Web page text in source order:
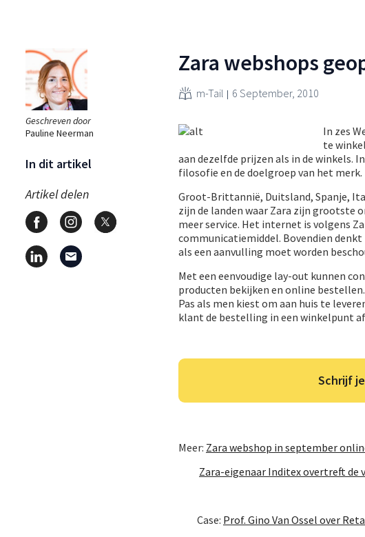
Geschreven door
Pauline Neerman
In dit artikel
Artikel delen
Zara webshops
m-Tail 6 September, 2010
In zes
te
aan dezelfde prijzen als in de winkels.
filosofie en de doelgroep van het merk.
Groot-Brittannië, Duitsland, Spanje,
zijn de landen waar Zara zijn grootste
meer service. Het internet is volgens
communicatiemiddel. Bovendien
als een aanvulling moet worden
Met een eenvoudige lay-out kunnen
producten bekijken en online
Pas als men kiest om aan huis te
klant de bestelling in een winkelpunt
Schrijf
Meer: Zara webshop in september
Zara-eigenaar Inditex overtreft de
Case: Prof. Gino Van Ossel over